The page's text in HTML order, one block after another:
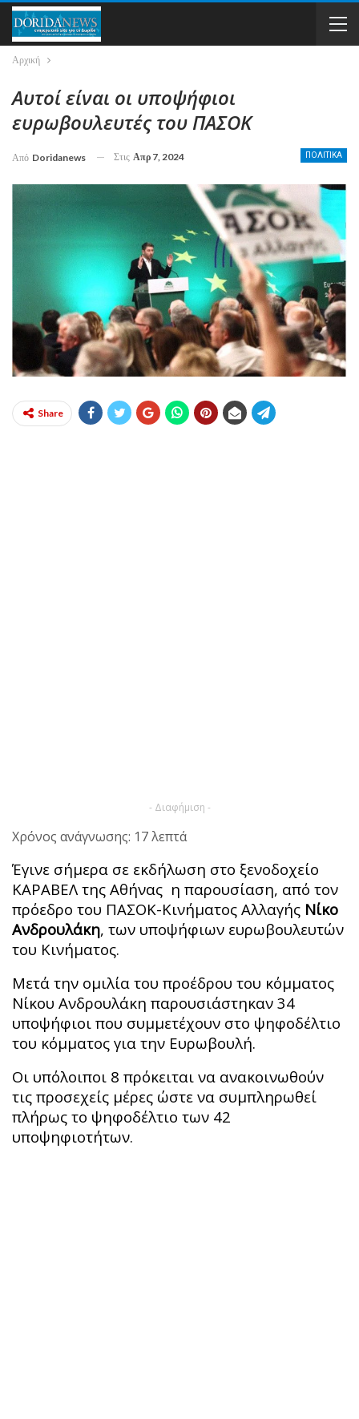
Αρχική
Αυτοί είναι οι υποψήφιοι
ευρωβουλευτές του ΠΑΣΟΚ
ΠΟΛΙΤΙΚΑ
Από Doridanews Στις Απρ 7, 2024
Share
- Διαφήμιση -
Χρόνος ανάγνωσης: 17 λεπτά
Έγινε σήμερα σε εκδήλωση στο ξενοδοχείο
ΚΑΡΑΒΕΛ της Αθήνας η παρουσίαση, από τον
πρόεδρο του ΠΑΣΟΚ-Κινήματος Αλλαγής Νίκο
Ανδρουλάκη, των υποψήφιων ευρωβουλευτών
του Κινήματος.
Μετά την ομιλία του προέδρου του κόμματος
Νίκου Ανδρουλάκη παρουσιάστηκαν 34
υποψήφιοι που συμμετέχουν στο ψηφοδέλτιο
του κόμματος για την Ευρωβουλή.
Οι υπόλοιποι 8 πρόκειται να ανακοινωθούν
τις προσεχείς μέρες ώστε να συμπληρωθεί
πλήρως το ψηφοδέλτιο των 42
υποψηφιοτήτων.